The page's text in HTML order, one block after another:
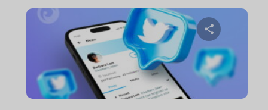
شارك هذا المقال